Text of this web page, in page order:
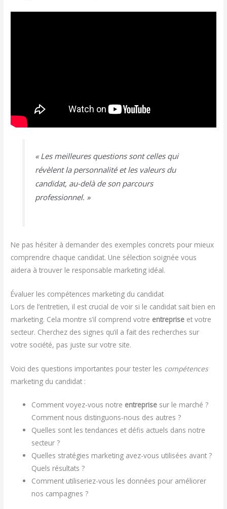
« Les meilleures questions sont celles qui
révèlent la personnalité et les valeurs du
candidat, au-delà de son parcours
professionnel. »
Ne pas hésiter à demander des exemples concrets pour mieux
comprendre chaque candidat. Une sélection soignée vous
aidera à trouver le responsable marketing idéal.
Évaluer les compétences marketing du candidat
Lors de l’entretien, il est crucial de voir si le candidat sait bien en
marketing. Cela montre s’il comprend votre entreprise et votre
secteur. Cherchez des signes qu’il a fait des recherches sur
votre société, pas juste sur votre site.
Voici des questions importantes pour tester les compétences
marketing du candidat :
Comment voyez-vous notre entreprise sur le marché ?
Comment nous distinguons-nous des autres ?
Quelles sont les tendances et défis actuels dans notre
secteur ?
Quelles stratégies marketing avez-vous utilisées avant ?
Quels résultats ?
Comment utiliseriez-vous les données pour améliorer
nos campagnes ?